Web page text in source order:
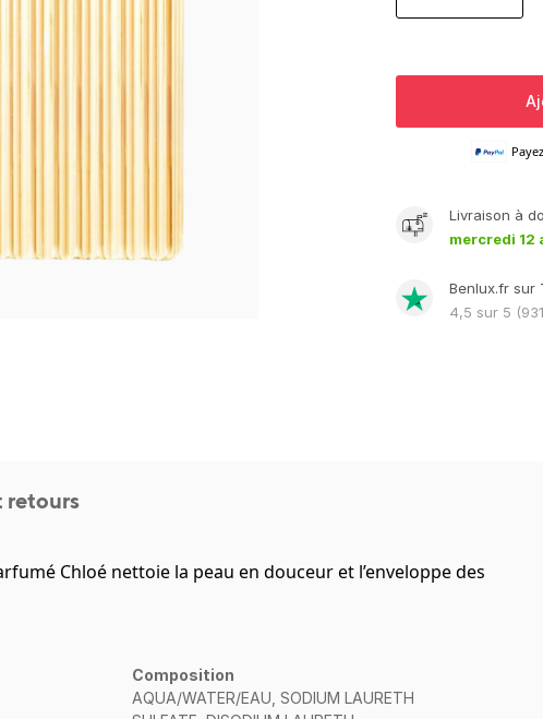
Livraison à
mercredi 12
Benlux.fr sur
4,5 sur 5 (
retours
Chloé nettoie la peau en douceur et l’enveloppe des
Composition
AQUA/WATER/EAU, SODIUM LAURETH